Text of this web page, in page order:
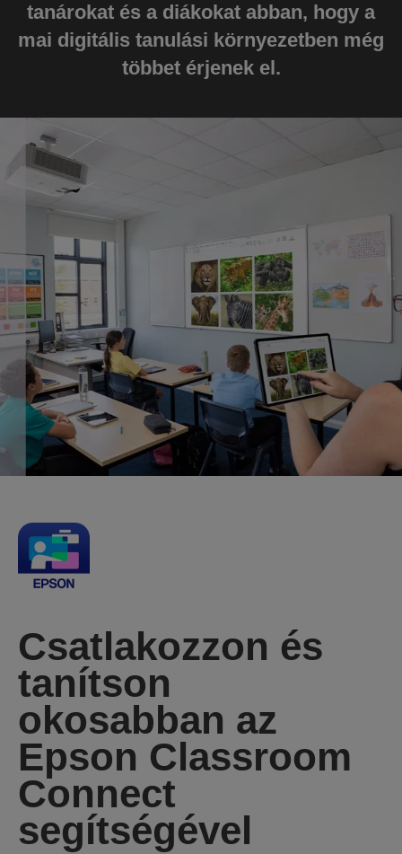
tanárokat és a diákokat abban, hogy a
mai digitális tanulási környezetben még
többet érjenek el.
Csatlakozzon és
tanítson
okosabban az
Epson Classroom
Connect
segítségével